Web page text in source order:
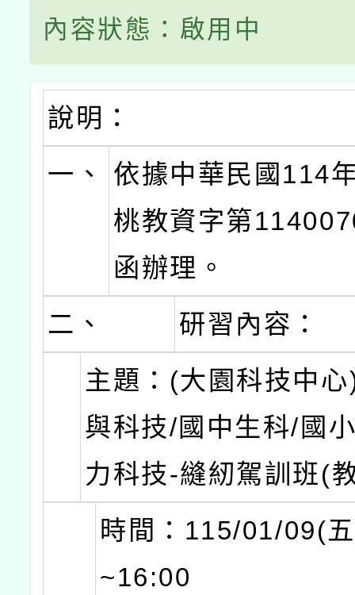
內容狀態：啟用中
說明：
一、
依據中華民國114
桃教資字第
函辦理。
二、
研習內容：
主題：(大園科技中
與科技/國中生科/國
力科技-縫紉駕訓班(
時間：115/01/09(
~16:00